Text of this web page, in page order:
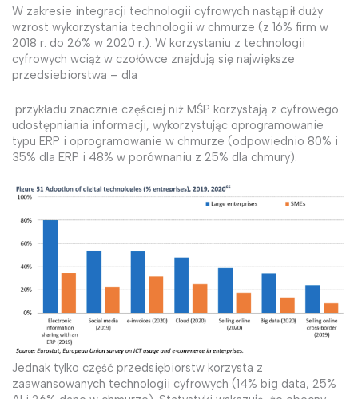
W zakresie integracji technologii cyfrowych nastąpił duży
wzrost wykorzystania technologii w chmurze (z 16% firm w
2018 r. do 26% w 2020 r.). W korzystaniu z technologii
cyfrowych wciąż w czołówce znajdują się największe
przedsiebiorstwa – dla
przykładu znacznie częściej niż MŚP korzystają z cyfrowego
udostępniania informacji, wykorzystując oprogramowanie
typu ERP i oprogramowanie w chmurze (odpowiednio 80% i
35% dla ERP i 48% w porównaniu z 25% dla chmury).
Jednak tylko część przedsiębiorstw korzysta z
zaawansowanych technologii cyfrowych (14% big data, 25%